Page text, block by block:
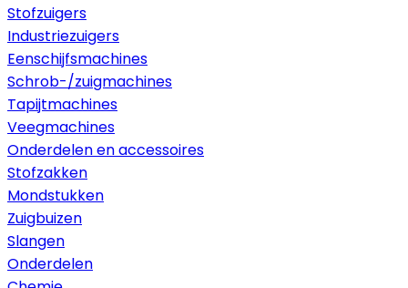
Stofzuigers
Industriezuigers
Eenschijfsmachines
Schrob-/zuigmachines
Tapijtmachines
Veegmachines
Onderdelen en accessoires
Stofzakken
Mondstukken
Zuigbuizen
Slangen
Onderdelen